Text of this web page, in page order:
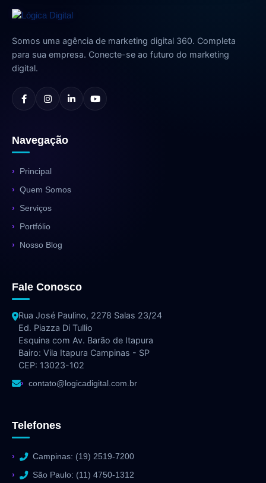
Somos uma agência de marketing digital 360. Completa
para sua empresa. Conecte-se ao futuro do marketing
digital.
Navegação
Principal
Quem Somos
Serviços
Portfólio
Nosso Blog
Fale Conosco
Rua José Paulino, 2278 Salas 23/24
Ed. Piazza Di Tullio
Esquina com Av. Barão de Itapura
Bairo: Vila Itapura Campinas - SP
CEP: 13023-102
contato@logicadigital.com.br
Telefones
Campinas: (19) 2519-7200
São Paulo: (11) 4750-1312